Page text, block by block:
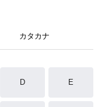
カタカナ
D E